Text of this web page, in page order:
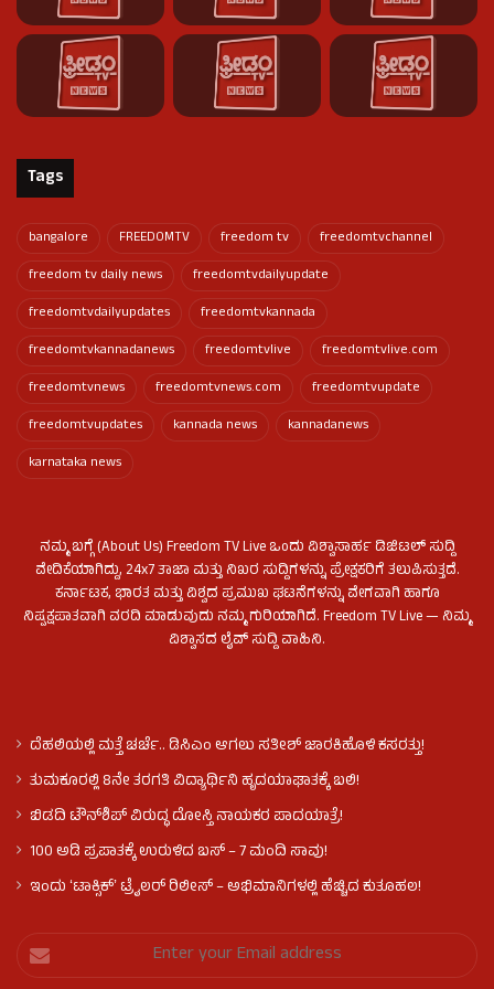
Tags
bangalore FREEDOMTV freedom tv
freedomtvchannel
freedom tv daily news
freedomtvdailyupdate
freedomtvdailyupdates
freedomtvkannada
freedomtvkannadanews
freedomtvlive
freedomtvlive.com
freedomtvnews
freedomtvnews.com
freedomtvupdate
freedomtvupdates
kannada news
kannadanews
karnataka news
ನಮ್ಮ ಬಗ್ಗೆ (About Us) Freedom TV Live ಒಂದು ವಿಶ್ವಾಸಾರ್ಹ ಡಿಜಿಟಲ್ ಸುದ್ದಿ
ವೇದಿಕೆಯಾಗಿದ್ದು, 24x7 ತಾಜಾ ಮತ್ತು ನಿಖರ ಸುದ್ದಿಗಳನ್ನು ಪ್ರೇಕ್ಷಕರಿಗೆ ತಲುಪಿಸುತ್ತದೆ.
ಕರ್ನಾಟಕ, ಭಾರತ ಮತ್ತು ವಿಶ್ವದ ಪ್ರಮುಖ ಘಟನೆಗಳನ್ನು ವೇಗವಾಗಿ ಹಾಗೂ
ನಿಷ್ಪಕ್ಷಪಾತವಾಗಿ ವರದಿ ಮಾಡುವುದು ನಮ್ಮ ಗುರಿಯಾಗಿದೆ. Freedom TV Live — ನಿಮ್ಮ
ವಿಶ್ವಾಸದ ಲೈವ್ ಸುದ್ದಿ ವಾಹಿನಿ.
ದೆಹಲಿಯಲ್ಲಿ ಮತ್ತೆ ಚರ್ಚೆ.. ಡಿಸಿಎಂ ಆಗಲು ಸತೀಶ್ ಜಾರಕಿಹೊಳಿ ಕಸರತ್ತು!
ತುಮಕೂರಲ್ಲಿ 8ನೇ ತರಗತಿ ವಿದ್ಯಾರ್ಥಿನಿ ಹೃದಯಾಘಾತಕ್ಕೆ ಬಲಿ!
ಬಿಡದಿ ಟೌನ್‌ಶಿಪ್‌ ವಿರುದ್ಧ ದೋಸ್ತಿ ನಾಯಕರ ಪಾದಯಾತ್ರೆ!
100 ಅಡಿ ಪ್ರಪಾತಕ್ಕೆ ಉರುಳಿದ ಬಸ್‌ – 7 ಮಂದಿ ಸಾವು!
ಇಂದು ʻಟಾಕ್ಸಿಕ್ʼ ಟ್ರೈಲರ್ ರಿಲೀಸ್‌ – ಅಭಿಮಾನಿಗಳಲ್ಲಿ ಹೆಚ್ಚಿದ ಕುತೂಹಲ!